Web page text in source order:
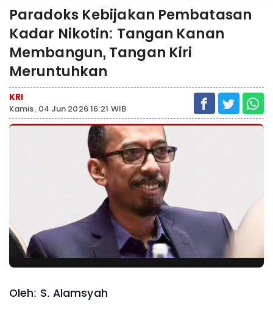
Paradoks Kebijakan Pembatasan
Kadar Nikotin: Tangan Kanan
Membangun, Tangan Kiri
Meruntuhkan
KRI
Kamis, 04 Jun 2026 16:21 WIB
Oleh: S. Alamsyah